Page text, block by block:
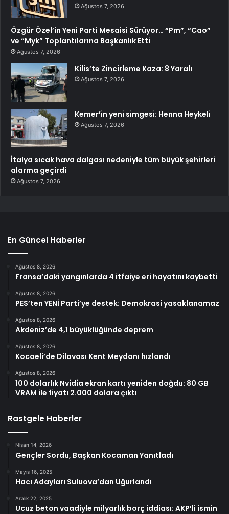
Ağustos 7, 2026
Özgür Özel’in Yeni Parti Mesaisi Sürüyor… “Pm”, “Cao”
ve “Myk” Toplantılarına Başkanlık Etti
Ağustos 7, 2026
Kilis’te Zincirleme Kaza: 8 Yaralı
Ağustos 7, 2026
Kemer’in yeni simgesi: Henna Heykeli
Ağustos 7, 2026
İtalya sıcak hava dalgası nedeniyle tüm büyük şehirleri
alarma geçirdi
Ağustos 7, 2026
En Güncel Haberler
Ağustos 8, 2026
Fransa’daki yangınlarda 4 itfaiye eri hayatını kaybetti
Ağustos 8, 2026
PES’ten YENİ Parti’ye destek: Demokrasi yasaklanamaz
Ağustos 8, 2026
Akdeniz’de 4,1 büyüklüğünde deprem
Ağustos 8, 2026
Kocaeli’de Dilovası Kent Meydanı hızlandı
Ağustos 8, 2026
100 dolarlık Nvidia ekran kartı yeniden doğdu: 80 GB
VRAM ile fiyatı 2.000 dolara çıktı
Rastgele Haberler
Nisan 14, 2026
Gençler Sordu, Başkan Kocaman Yanıtladı
Mayıs 16, 2025
Hacı Adayları Suluova’dan Uğurlandı
Aralık 22, 2025
Ucuz beton vaadiyle milyarlık borç iddiası: AKP’li ismin